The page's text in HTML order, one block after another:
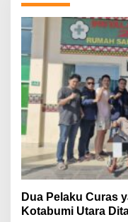
Dua Pelaku Curas
Kotabumi Utara